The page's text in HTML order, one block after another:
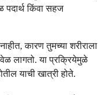
किंवा सहज
कारण तुमच्या शरीराला
लागतो. या प्रक्रियेमुळे
याची खात्री होते.